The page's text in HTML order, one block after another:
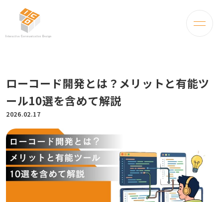
ローコード開発とは？メリットと有能ツ
ール10選を含めて解説
2026.02.17